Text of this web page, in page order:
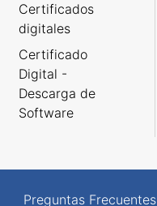
Certificados
digitales
Certificado
Digital -
Descarga de
Software
Preguntas Frecuentes